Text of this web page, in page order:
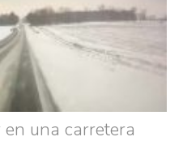
una carretera